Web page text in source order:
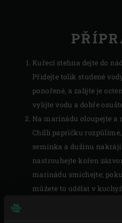
Kuřecí stehna dejte do
Přidejte tolik studené
ponořené, a zalijte je
vylijte vodu a dobře
Na marinádu oloupejte a
Chilli papričku
semínka a dužinu
nastrouhejte kořen
marinádu smíchejte;
můžete to udělat v
Kuře vložte do velkého